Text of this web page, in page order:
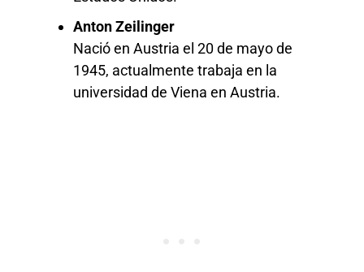
Anton Zeilinger
Nació en Austria el 20 de mayo de
1945, actualmente trabaja en la
universidad de Viena en Austria.